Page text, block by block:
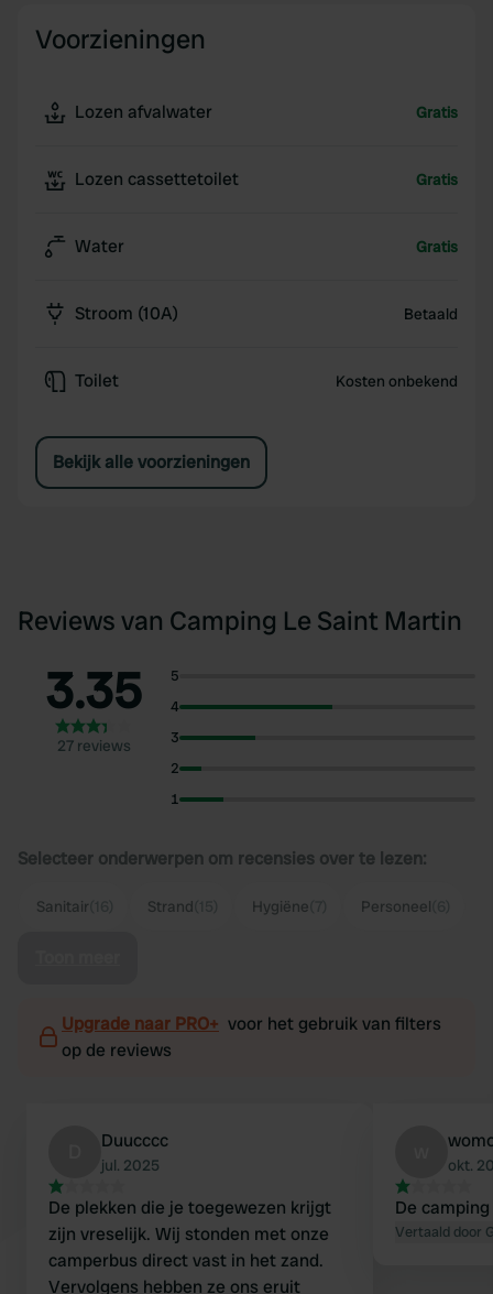
Voorzieningen
Lozen afvalwater Gratis
Lozen cassettetoilet Gratis
Water Gratis
Stroom (10A) Betaald
Toilet Kosten onbekend
Bekijk alle voorzieningen
Reviews van Camping Le Saint Martin
3.35
27 reviews
5
4
3
2
1
Selecteer onderwerpen om recensies over te lezen:
Sanitair Strand Hygiëne Personeel
Upgrade naar PRO+ voor het gebruik van filters
op de reviews
Duucccc
jul. 2025
De plekken die je toegewezen krijgt
zijn vreselijk. Wij stonden met onze
camperbus direct vast in het zand.
Vervolgens hebben ze ons eruit
okt.
De
Vertaald door